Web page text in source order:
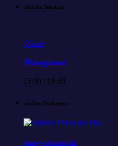
aktuelle Sendung
Oldies
Blaupause
15:00 - 18:00
nächste Sendungen
Sunray-FM in the Mix